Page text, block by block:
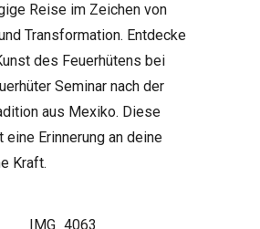
Reise im Zeichen von
Transformation. Entdecke
des Feuerhütens bei
Seminar nach der
aus Mexiko. Diese
eine Erinnerung an deine
Kraft.